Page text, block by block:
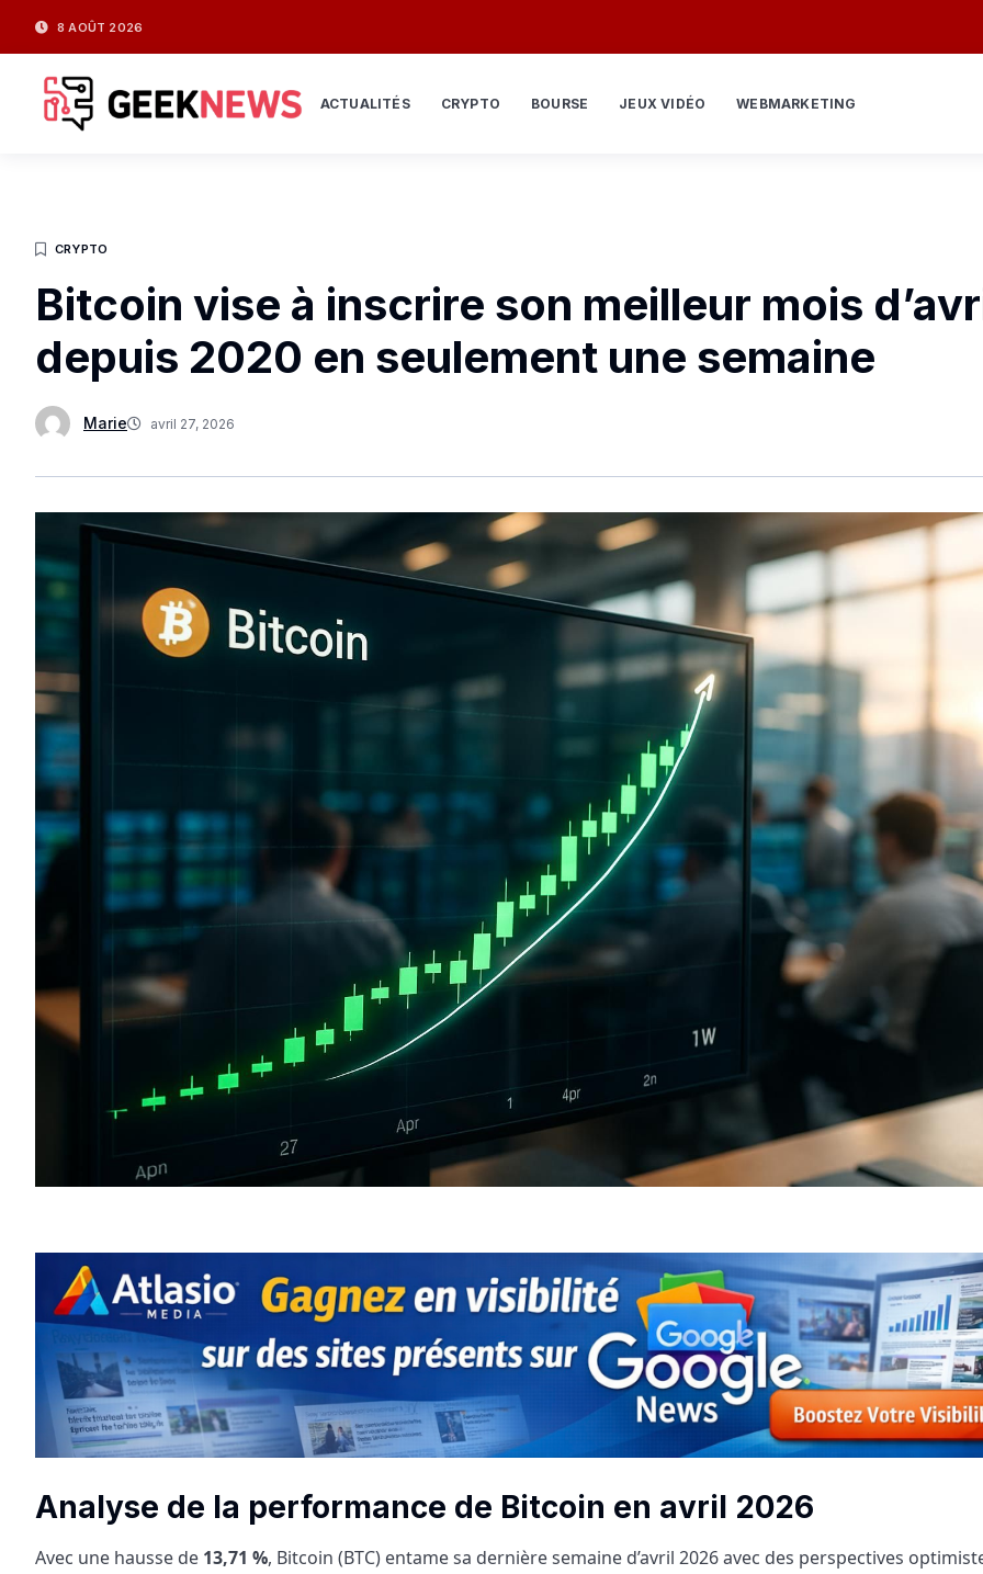
8 AOÛT 2026
ACTUALITÉS CRYPTO BOURSE JEUX VIDÉO WEBMARKETING
CRYPTO
Bitcoin vise à inscrire son meilleur mois
depuis 2020 en seulement une semaine
Marie avril 27, 2026
Analyse de la performance de Bitcoin en avril 2026
Avec une hausse de 13,71 %, Bitcoin (BTC) entame sa dernière semaine d’avril 2026 avec des perspectives